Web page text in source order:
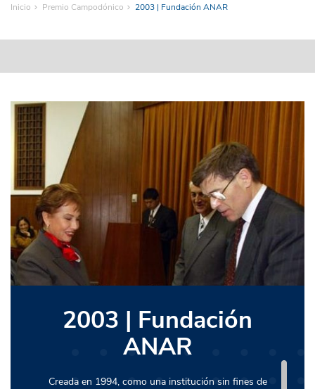
Inicio Premio Campodónico 2003 | Fundación ANAR
2003 | Fundación
ANAR
Creada en 1994, como una institución sin fines de